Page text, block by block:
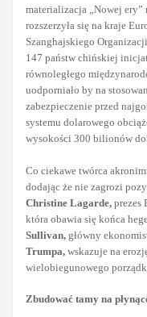
materializacja „Nowej
rozszerzyła się na kraje
Szanghajskiego
147 państw chińskiej
równoległego
uodporniało by na
zabezpieczenie przed
systemu dolarowego
wysokości 300 bilionów
Co ciekawe twórca
dodając że nie zagrozi
Christine Lagarde, prezes
która obawia się końca
Sullivan, główny
Trumpa, wskazuje na
wielobiegunowego
Zbudować tamy na